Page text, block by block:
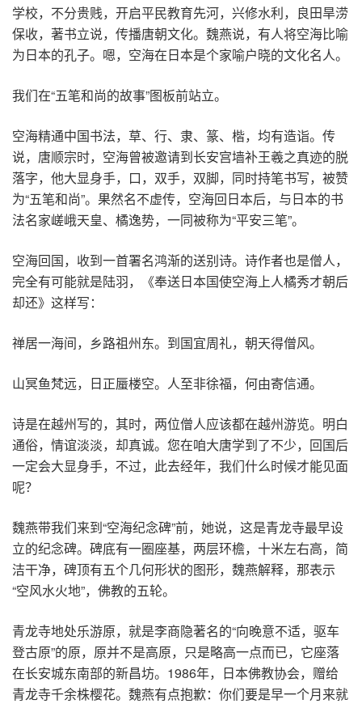
学校，不分贵贱，开启平民教育先河，兴修水利，良田旱涝
保收，著书立说，传播唐朝文化。魏燕说，有人将空海比喻
为日本的孔子。嗯，空海在日本是个家喻户晓的文化名人。
我们在“五笔和尚的故事”图板前站立。
空海精通中国书法，草、行、隶、篆、楷，均有造诣。传
说，唐顺宗时，空海曾被邀请到长安宫墙补王羲之真迹的脱
落字，他大显身手，口，双手，双脚，同时持笔书写，被赞
为“五笔和尚”。果然名不虚传，空海回日本后，与日本的书
法名家嵯峨天皇、橘逸势，一同被称为“平安三笔”。
空海回国，收到一首署名鸿渐的送别诗。诗作者也是僧人，
完全有可能就是陆羽，《奉送日本国使空海上人橘秀才朝后
却还》这样写：
禅居一海间，乡路祖州东。到国宜周礼，朝天得僧风。
山冥鱼梵远，日正蜃楼空。人至非徐福，何由寄信通。
诗是在越州写的，其时，两位僧人应该都在越州游览。明白
通俗，情谊淡淡，却真诚。您在咱大唐学到了不少，回国后
一定会大显身手，不过，此去经年，我们什么时候才能见面
呢？
魏燕带我们来到“空海纪念碑”前，她说，这是青龙寺最早设
立的纪念碑。碑底有一圈座基，两层环檐，十米左右高，简
洁干净，碑顶有五个几何形状的图形，魏燕解释，那表示
“空风水火地”，佛教的五轮。
青龙寺地处乐游原，就是李商隐著名的“向晚意不适，驱车
登古原”的原，原并不是高原，只是略高一点而已，它座落
在长安城东南部的新昌坊。1986年，日本佛教协会，赠给
青龙寺千余株樱花。魏燕有点抱歉：你们要是早一个月来就